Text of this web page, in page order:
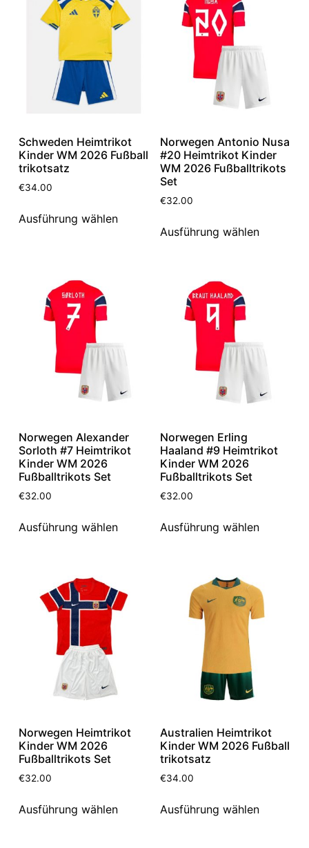
Schweden Heimtrikot
Kinder WM 2026 Fußball
trikotsatz
€34.00
Ausführung wählen
Norwegen Antonio Nusa
#20 Heimtrikot Kinder
WM 2026 Fußballtrikots
Set
€32.00
Ausführung wählen
Norwegen Alexander
Sorloth #7 Heimtrikot
Kinder WM 2026
Fußballtrikots Set
€32.00
Ausführung wählen
Norwegen Erling
Haaland #9 Heimtrikot
Kinder WM 2026
Fußballtrikots Set
€32.00
Ausführung wählen
Norwegen Heimtrikot
Kinder WM 2026
Fußballtrikots Set
€32.00
Ausführung wählen
Australien Heimtrikot
Kinder WM 2026 Fußball
trikotsatz
€34.00
Ausführung wählen